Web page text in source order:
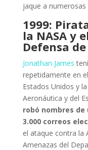
jaque a numerosas
1999:
la NASA y
Defensa de
Jonathan James
repetidamente en
Estados Unidos y
Aeronáutica y del
robó nombres
3.000 correos
el ataque contra la
Amenazas del